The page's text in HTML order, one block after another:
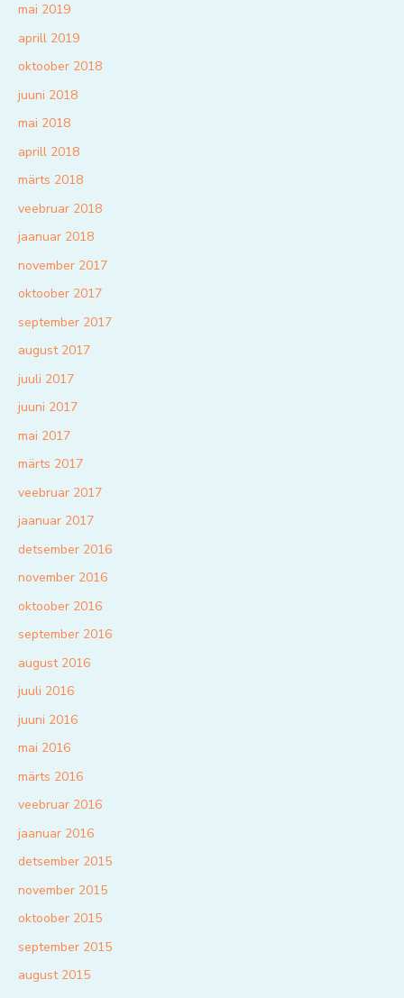
mai 2019
aprill 2019
oktoober 2018
juuni 2018
mai 2018
aprill 2018
märts 2018
veebruar 2018
jaanuar 2018
november 2017
oktoober 2017
september 2017
august 2017
juuli 2017
juuni 2017
mai 2017
märts 2017
veebruar 2017
jaanuar 2017
detsember 2016
november 2016
oktoober 2016
september 2016
august 2016
juuli 2016
juuni 2016
mai 2016
märts 2016
veebruar 2016
jaanuar 2016
detsember 2015
november 2015
oktoober 2015
september 2015
august 2015